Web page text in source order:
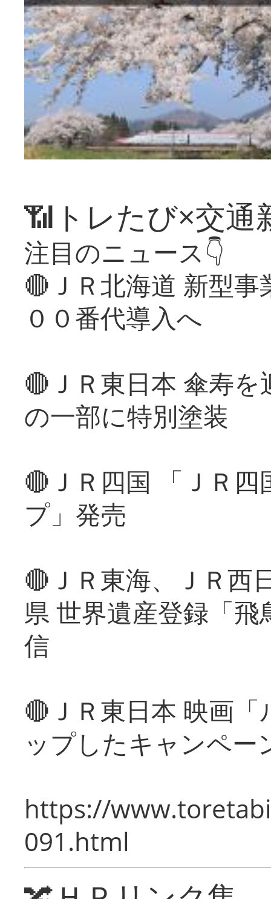
📶トレたび×交通
注目のニュース👇
🔴ＪＲ北海道 新型
００番代導入へ
🔴ＪＲ東日本 傘寿
の一部に特別塗装
🔴ＪＲ四国 「ＪＲ
プ」発売
🔴ＪＲ東海、ＪＲ西
県 世界遺産登録「
信
🔴ＪＲ東日本 映画
ップしたキャンペー
https://
091.html